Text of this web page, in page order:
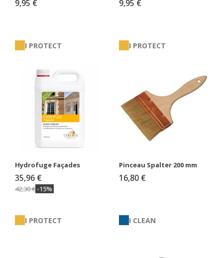
9,95 € 9,95 €
I PROTECT
Hydrofuge Façades
42,30 € -15%
35,96 €
I PROTECT
Pinceau Spalter 200 mm
16,80 €
I PROTECT I CLEAN